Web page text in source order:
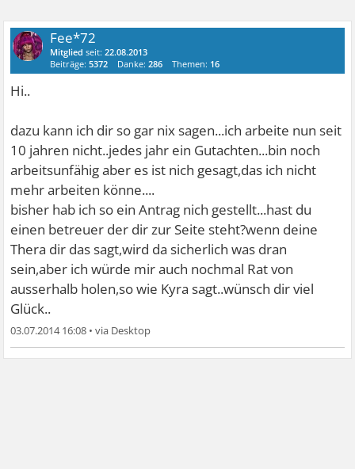
Fee*72
Mitglied seit:22.08.2013
Beiträge:5372 Danke:286 Themen: 16
Hi..
dazu kann ich dir so gar nix sagen...ich arbeite nun seit
10 jahren nicht..jedes jahr ein Gutachten...bin noch
arbeitsunfähig aber es ist nich gesagt,das ich nicht
mehr arbeiten könne....
bisher hab ich so ein Antrag nich gestellt...hast du
einen betreuer der dir zur Seite steht?wenn deine
Thera dir das sagt,wird da sicherlich was dran
sein,aber ich würde mir auch nochmal Rat von
ausserhalb holen,so wie Kyra sagt..wünsch dir viel
Glück..
03.07.2014 16:08 •